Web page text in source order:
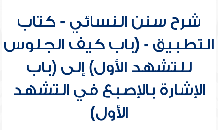
شرح سنن النسائي - كتاب
التطبيق - (باب كيف الجلوس
للتشهد الأول) إلى (باب
الإشارة بالإصبع في التشهد
الأول)